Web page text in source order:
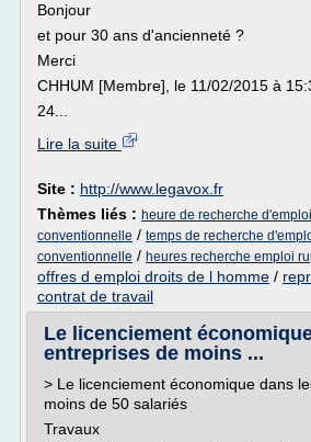
Bonjour
et pour 30 ans d'ancienneté ?
Merci
CHHUM [Membre], le 11/02/2015 à
24...
Lire la suite
Site : http://www.legavox.fr
Thèmes liés : heure de recherche
conventionnelle / temps de recherche
conventionnelle / heures recherche emploi
offres d emploi droits de l homme /
contrat de travail
Le licenciement
entreprises de moins ...
> Le licenciement économique dans
moins de 50 salariés
Travaux